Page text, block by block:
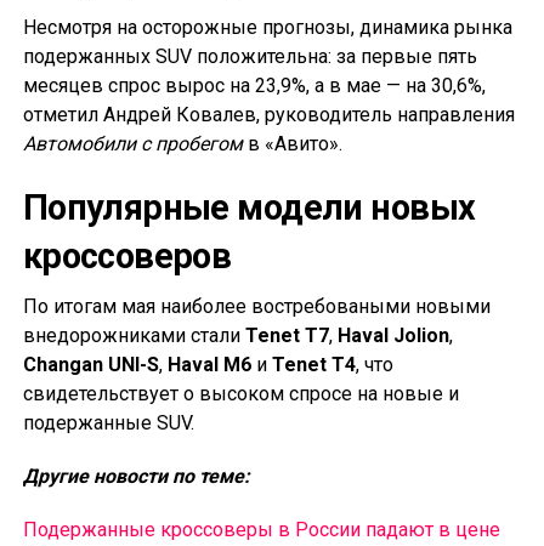
Несмотря на осторожные прогнозы, динамика рынка
подержанных SUV положительна: за первые пять
месяцев спрос вырос на 23,9%, а в мае — на 30,6%,
отметил Андрей Ковалев, руководитель направления
Автомобили с пробегомв «Авито».
Популярные модели новых
кроссоверов
По итогам мая наиболее востребоваными новыми
внедорожниками стали Tenet T7, Haval Jolion,
Changan UNI-S, Haval M6и Tenet T4, что
свидетельствует о высоком спросе на новые и
подержанные SUV.
Другие новости по теме:
Подержанные кроссоверы в России падают в цене